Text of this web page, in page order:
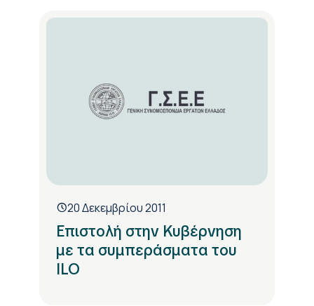
20 Δεκεμβρίου 2011
Επιστολή στην Κυβέρνηση
με τα συμπεράσματα του
ILO